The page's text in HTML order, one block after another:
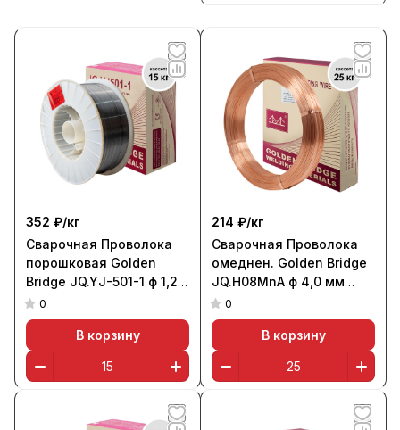
352 ₽/кг
Сварочная Проволока
порошковая Golden
Bridge JQ.YJ-501-1 ф 1,2
мм (кассета 15 кг)
0
В корзину
214 ₽/кг
Сварочная Проволока
омеднен. Golden Bridge
JQ.H08MnA ф 4,0 мм
(кассета 25 кг)
0
В корзину